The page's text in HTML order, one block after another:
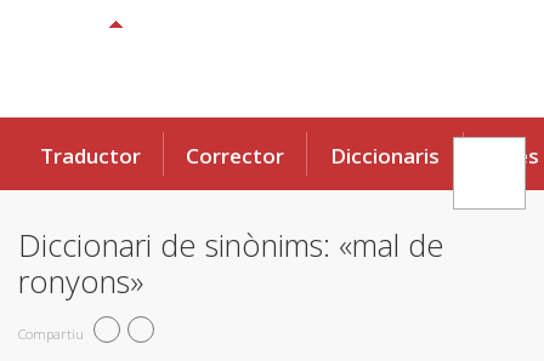
Traductor Corrector Diccionaris Eines
Diccionari de sinònims: «mal de
ronyons»
Compartiu